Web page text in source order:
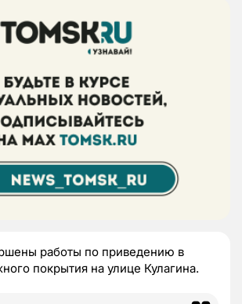
работы по приведению в
покрытия на улице Кулагина.